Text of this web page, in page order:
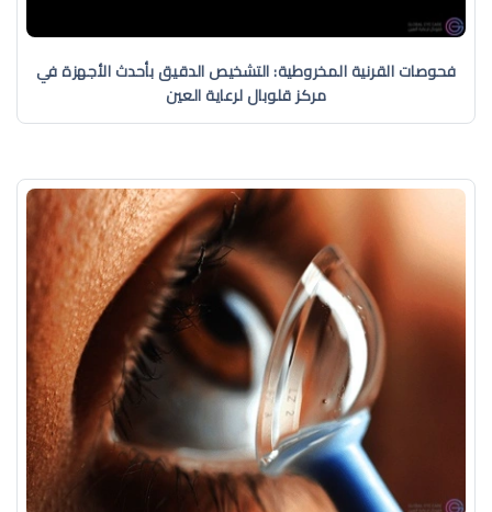
فحوصات القرنية المخروطية: التشخيص الدقيق بأحدث الأجهزة في
مركز قلوبال لرعاية العين